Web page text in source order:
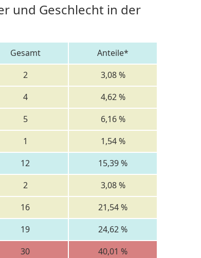
und Geschlecht in der
Gesamt
Anteile*
2
3,08 %
4
4,62 %
5
6,16 %
1
1,54 %
12
15,39 %
2
3,08 %
16
21,54 %
19
24,62 %
30
40,01 %